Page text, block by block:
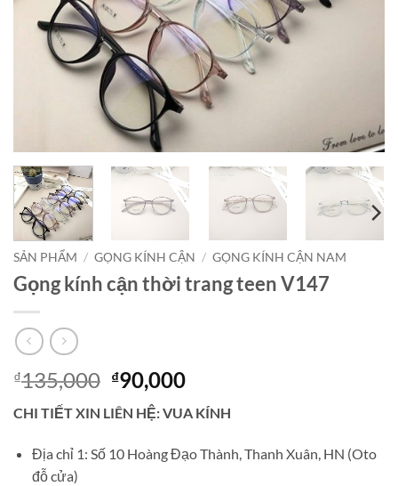
SẢN PHẨM / GỌNG KÍNH CẬN / GỌNG KÍNH CẬN NAM
Gọng kính cận thời trang teen V147
₫135,000 Giá
gốc
là:
₫135,000.
₫90,000Giá
hiện
tại
là:
₫90,000.
CHI TIẾT XIN LIÊN HỆ: VUA KÍNH
Địa chỉ 1: Số 10 Hoàng Đạo Thành, Thanh Xuân, HN (Oto
đỗ cửa)